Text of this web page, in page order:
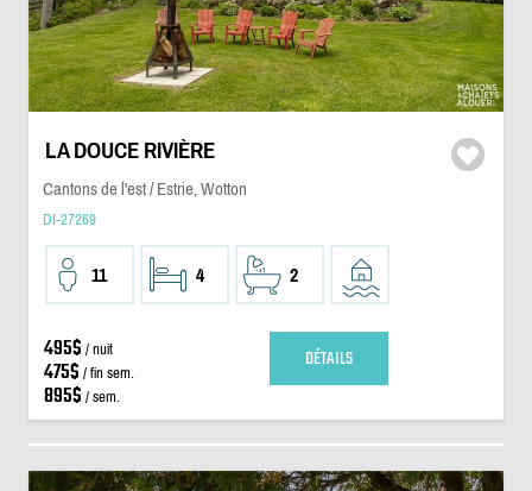
LA DOUCE RIVIÈRE
Cantons de l'est / Estrie, Wotton
DI-27269
11 4 2
495$ / nuit
475$ / fin sem.
895$ / sem.
DÉTAILS